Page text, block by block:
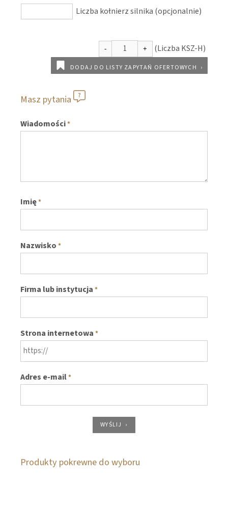
Liczba kołnierz silnika (opcjonalnie)
DODAJ DO LISTY ZAPYTAŃ OFERTOWYCH
Masz pytania
Wiadomości*
Imię*
Nazwisko *
Firma lub instytucja *
Strona internetowa *
Adres e-mail*
WYŚLIJ
Produkty pokrewne do wyboru